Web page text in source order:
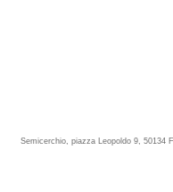
Semicerchio, piazza Leopoldo 9, 50134